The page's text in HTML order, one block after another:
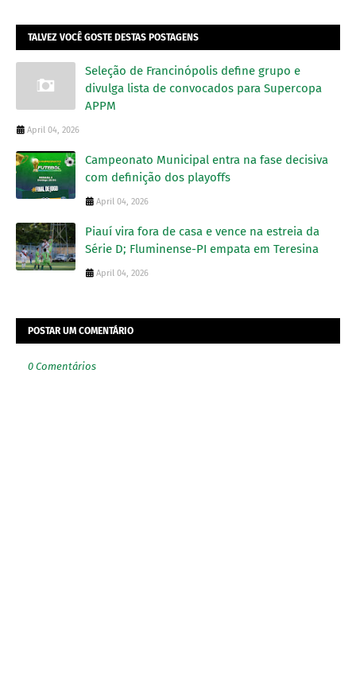
TALVEZ VOCÊ GOSTE DESTAS POSTAGENS
Seleção de Francinópolis define grupo e
divulga lista de convocados para Supercopa
APPM
April 04, 2026
Campeonato Municipal entra na fase decisiva
com definição dos playoffs
April 04, 2026
Piauí vira fora de casa e vence na estreia da
Série D; Fluminense-PI empata em Teresina
April 04, 2026
POSTAR UM COMENTÁRIO
0 Comentários